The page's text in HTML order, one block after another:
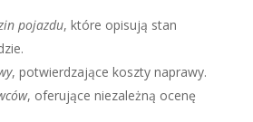
pojazdu, które opisują stan
, potwierdzające koszty naprawy.
, oferujące niezależną ocenę